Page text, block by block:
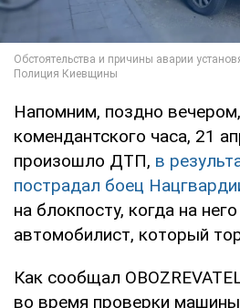
Напомним, поздно
комендантского часа, 21
произошло ДТП, в
пострадал боец
на блокпосту, когда на
автомобилист, который
Как сообщал
во время проверки